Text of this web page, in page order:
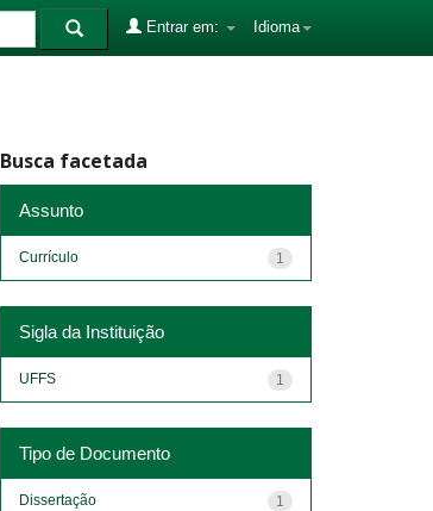
Idioma
Entrar em:
Busca facetada
Assunto
1
Currículo
Sigla da Instituição
1
UFFS
Tipo de Documento
1
Dissertação